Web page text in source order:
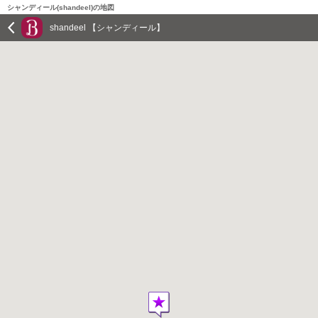
シャンディール(shandeel)の地図
shandeel 【シャンディール】